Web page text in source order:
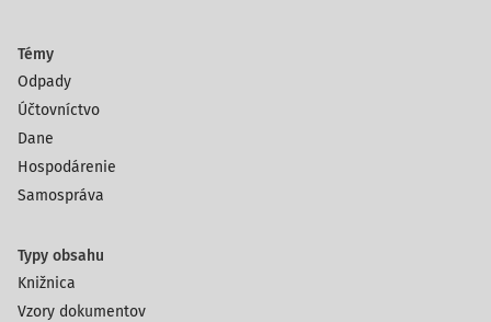
Témy
Odpady
Účtovníctvo
Dane
Hospodárenie
Samospráva
Typy obsahu
Knižnica
Vzory dokumentov